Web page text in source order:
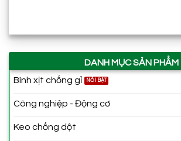
DANH MỤC SẢN PHẨM
Bình xịt chống gỉ
Công nghiệp - Động cơ
Keo chống dột